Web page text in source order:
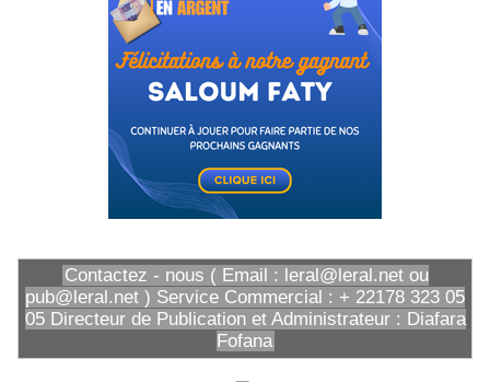
Contactez - nous ( Email : leral@leral.net ou
pub@leral.net ) Service Commercial : + 22178 323 05
05 Directeur de Publication et Administrateur : Diafara
Fofana